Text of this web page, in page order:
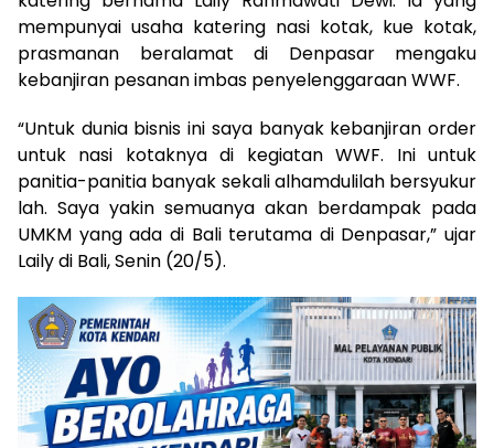
mempunyai usaha katering nasi kotak, kue kotak,
prasmanan beralamat di Denpasar mengaku
kebanjiran pesanan imbas penyelenggaraan WWF.
“Untuk dunia bisnis ini saya banyak kebanjiran order
untuk nasi kotaknya di kegiatan WWF. Ini untuk
panitia-panitia banyak sekali alhamdulilah bersyukur
lah. Saya yakin semuanya akan berdampak pada
UMKM yang ada di Bali terutama di Denpasar,” ujar
Laily di Bali, Senin (20/5).